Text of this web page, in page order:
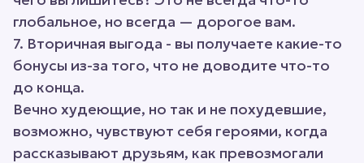
глобальное, но всегда — дорогое вам.
7. Вторичная выгода - вы получаете какие-то
бонусы из-за того, что не доводите что-то
до конца.
Вечно худеющие, но так и не похудевшие,
возможно, чувствуют себя героями, когда
рассказывают друзьям, как превозмогали